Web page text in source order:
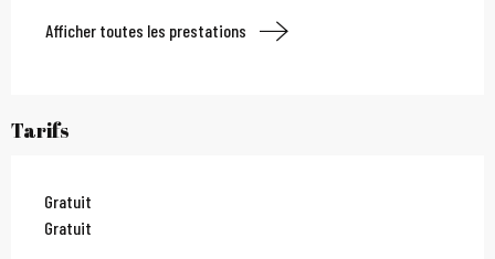
Afficher toutes les prestations
Tarifs
Gratuit
Gratuit